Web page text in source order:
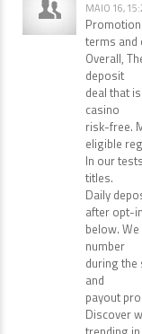
MAIO 16,
terms and
Overall,
deposit
deal that
casino
risk-free.
eligible
In our
titles.
Daily
after opt-
below.
number
during the
and
payout
Discover